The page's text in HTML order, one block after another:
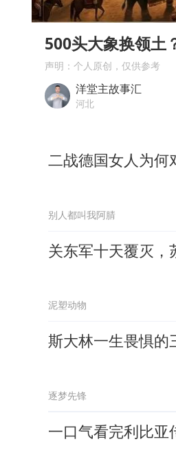
《
蒯
构
Play
00:00
500头大象换领土
声明：个人原创，仅供参考
洋堂主故事汇
河北
二战德国女人为何
别人都叫我阿腈
关东军十天覆灭
泥塑动物
斯大林一生畏惧的
逐梦先锋
一口气看完利比亚